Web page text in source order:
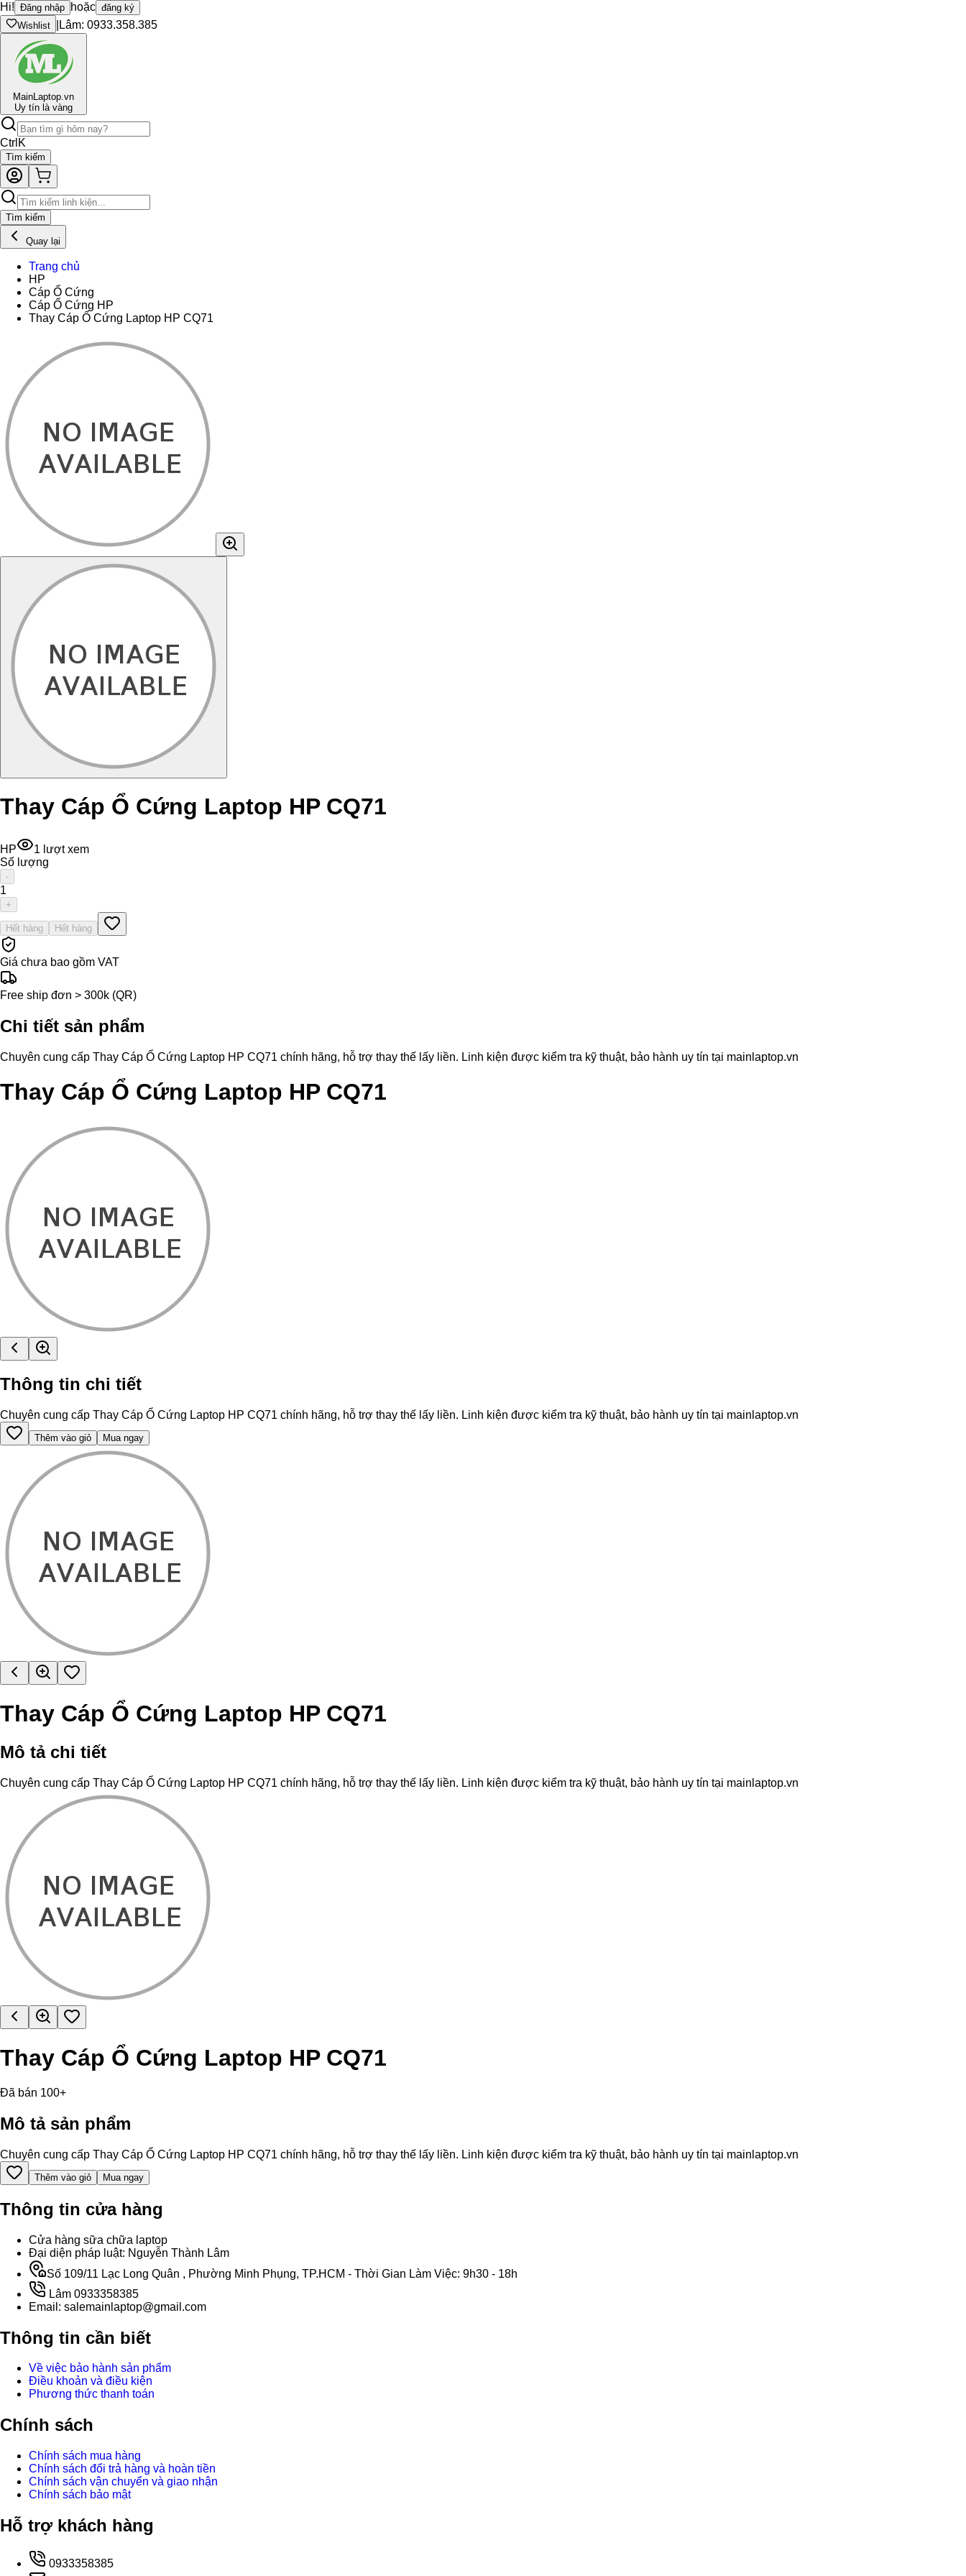
Hi! Đăng nhập hoặc đăng ký
Wishlist
Lâm: 0933.358.385
MainLaptop.vn
Uy tín là vàng
Ctrl K
Tìm kiếm
Tìm kiếm
Quay lại
Trang chủ
HP
Cáp Ổ Cứng
Cáp Ổ Cứng HP
Thay Cáp Ổ Cứng Laptop HP CQ71
Thay Cáp Ổ Cứng Laptop HP CQ71
HP 1 lượt xem
Số lượng
-
1
+
Hết hàng Hết hàng
Giá chưa bao gồm VAT
Free ship đơn > 300k (QR)
Chi tiết sản phẩm
Chuyên cung cấp Thay Cáp Ổ Cứng Laptop HP CQ71 chính hãng, hỗ trợ thay thế lấy liền. Linh kiện được kiểm tra kỹ thuật, bảo hành uy tín tại mainlaptop.vn
Thay Cáp Ổ Cứng Laptop HP CQ71
Thông tin chi tiết
Chuyên cung cấp Thay Cáp Ổ Cứng Laptop HP CQ71 chính hãng, hỗ trợ thay thế lấy liền. Linh kiện được kiểm tra kỹ thuật, bảo hành uy tín tại mainlaptop.vn
Thêm vào giỏ Mua ngay
Thay Cáp Ổ Cứng Laptop HP CQ71
Mô tả chi tiết
Chuyên cung cấp Thay Cáp Ổ Cứng Laptop HP CQ71 chính hãng, hỗ trợ thay thế lấy liền. Linh kiện được kiểm tra kỹ thuật, bảo hành uy tín tại mainlaptop.vn
Thay Cáp Ổ Cứng Laptop HP CQ71
Đã bán 100+
Mô tả sản phẩm
Chuyên cung cấp Thay Cáp Ổ Cứng Laptop HP CQ71 chính hãng, hỗ trợ thay thế lấy liền. Linh kiện được kiểm tra kỹ thuật, bảo hành uy tín tại mainlaptop.vn
Thêm vào giỏ Mua ngay
Thông tin cửa hàng
Cửa hàng sữa chữa laptop
Đại diện pháp luật: Nguyễn Thành Lâm
Số 109/11 Lạc Long Quân , Phường Minh Phụng, TP.HCM - Thời Gian Làm Việc: 9h30 - 18h
Lâm 0933358385
Email: salemainlaptop@gmail.com
Thông tin cần biết
Về việc bảo hành sản phẩm
Điều khoản và điều kiện
Phương thức thanh toán
Chính sách
Chính sách mua hàng
Chính sách đổi trả hàng và hoàn tiền
Chính sách vận chuyển và giao nhận
Chính sách bảo mật
Hỗ trợ khách hàng
0933358385